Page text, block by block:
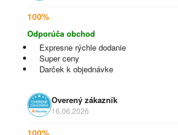
100%
Odporúča obchod
Expresne rýchle dodanie
Super ceny
Darček k objednávke
Overený zákazník
16.06.2026
100%